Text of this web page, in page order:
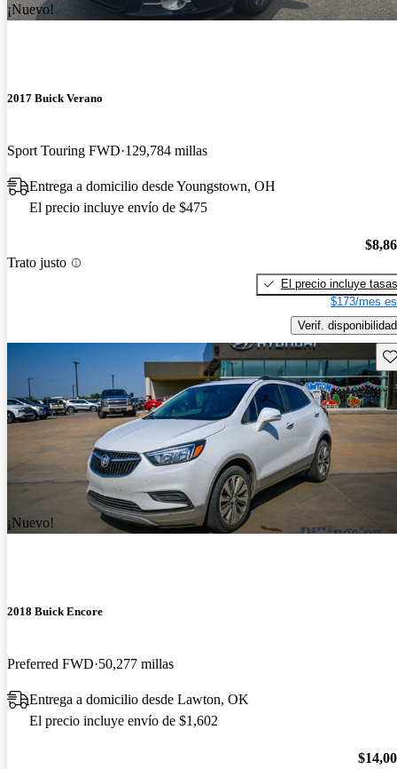
¡Nuevo!
2017 Buick Verano
Sport Touring FWD 129,784 millas
Entrega a domicilio desde Youngstown, OH
El precio incluye envío de $475
Trato justo
El precio incluye tasas
$173/mes
Verif. disponibilidad
¡Nuevo!
2018 Buick Encore
Preferred FWD 50,277 millas
Entrega a domicilio desde Lawton, OK
El precio incluye envío de $1,602